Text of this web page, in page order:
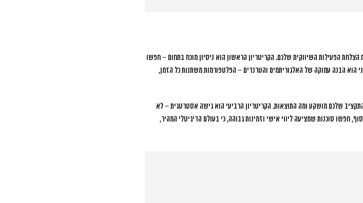
הפעילות השיווקית שלכם. הקריטריון הראשון הוא ניסיון מוכח בתחום – חפשו
הוא הבנה עמוקה של האלגוריתמים והטרנדים – הפלטפורמות משתנות כל הזמן,
שלכם מושקע ומה התוצאות. הקריטריון הרביעי הוא גישה אסטרטגית – לא
חפשו סוכנות שמציעה ליווי אישי וזמינות גבוהה, כי בעולם הדיגיטלי המהיר,